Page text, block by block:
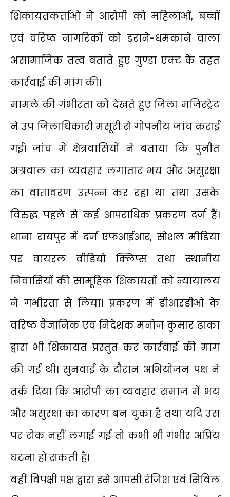
शिकायतकर्ताओं ने आरोपी को महिलाओं, बच्चों
एवं वरिष्ठ नागरिकों को डराने-धमकाने वाला
असामाजिक तत्व बताते हुए गुण्डा एक्ट के तहत
कार्रवाई की मांग की।
मामले की गंभीरता को देखते हुए जिला मजिस्ट्रेट
ने उप जिलाधिकारी मसूरी से गोपनीय जांच कराई
गई। जांच में क्षेत्रवासियों ने बताया कि पुनीत
अग्रवाल का व्यवहार लगातार भय और असुरक्षा
का वातावरण उत्पन्न कर रहा था तथा उसके
विरुद्ध पहले से कई आपराधिक प्रकरण दर्ज हैं।
थाना रायपुर में दर्ज एफआईआर, सोशल मीडिया
पर वायरल वीडियो क्लिप्स तथा स्थानीय
निवासियों की सामूहिक शिकायतों को न्यायालय
ने गंभीरता से लिया। प्रकरण में डीआरडीओ के
वरिष्ठ वैज्ञानिक एवं निदेशक मनोज कुमार ढाका
द्वारा भी शिकायत प्रस्तुत कर कार्रवाई की मांग
की गई थी। सुनवाई के दौरान अभियोजन पक्ष ने
तर्क दिया कि आरोपी का व्यवहार समाज में भय
और असुरक्षा का कारण बन चुका है तथा यदि उस
पर रोक नहीं लगाई गई तो कभी भी गंभीर अप्रिय
घटना हो सकती है।
वहीं विपक्षी पक्ष द्वारा इसे आपसी रंजिश एवं सिविल